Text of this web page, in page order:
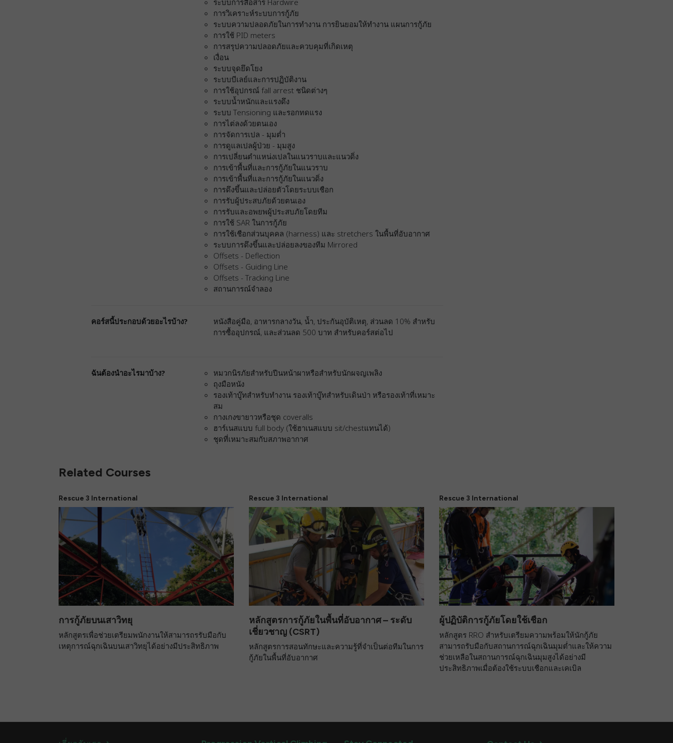
การวิเคราะห์ระบบการกู้ภัย
ระบบความปลอดภัยในการทำงาน การยินยอมให้ทำงาน แผนการกู้ภัย
การใช้ PID meters
การสรุปความปลอดภัยและควบคุมที่เกิดเหตุ
เงื่อน
ระบบจุดยึดโยง
ระบบบีเลย์และการปฏิบัติงาน
การใช้อุปกรณ์ fall arrest ชนิดต่างๆ
ระบบน้ำหนักและแรงดึง
ระบบ Tensioning และรอกทดแรง
การไต่ลงด้วยตนเอง
การจัดการเปล - มุมต่ำ
การดูแลเปลผู้ป่วย - มุมสูง
การเปลี่ยนตำแหน่งเปลในแนวราบและแนวดิ่ง
การเข้าพื้นที่และการกู้ภัยในแนวราบ
การเข้าพื้นที่และการกู้ภัยในแนวดิ่ง
การดึงขึ้นและปล่อยตัวโดยระบบเชือก
การรับผู้ประสบภัยด้วยตนเอง
การรับและอพยพผู้ประสบภัยโดยทีม
การใช้ SAR ในการกู้ภัย
การใช้เชือกส่วนบุคคล (harness) และ stretchers ในพื้นที่อับอากาศ
ระบบการดึงขึ้นและปล่อยลงของทีม Mirrored
Offsets - Deflection
Offsets - Guiding Line
Offsets - Tracking Line
สถานการณ์จำลอง
คอร์สนี้ประกอบด้วยอะไรบ้าง?
หนังสือคู่มือ, อาหารกลางวัน, น้ำ, ประกันอุบัติเหตุ, ส่วนลด 10% สำหรับ
การซื้ออุปกรณ์, และส่วนลด 500 บาท สำหรับคอร์สต่อไป
ฉันต้องนำอะไรมาบ้าง?
หมวกนิรภัยสำหรับปีนหน้าผาหรือสำหรับนักผจญเพลิง
ถุงมือหนัง
รองเท้าบู๊ทสำหรับทำงาน รองเท้าบู๊ทสำหรับเดินป่า หรือรองเท้าที่เหมาะ
สม
กางเกงขายาวหรือชุด coveralls
ฮาร์เนสแบบ full body (ใช้ฮาเนสแบบ sit/chestแทนได้)
ชุดที่เหมาะสมกับสภาพอากาศ
Related Courses
Rescue 3 International
การกู้ภัยบนเสาวิทยุ
หลักสูตรเพื่อช่วยเตรียมพนักงานให้สามารถรรับมือกับ
เหตุการณ์ฉุกเฉินบนเสาวิทยุได้อย่างมีประสิทธิภาพ
Rescue 3 International
หลักสูตรการกู้ภัยในพื้นที่อับอากาศ – ระดับ
เชี่ยวชาญ (CSRT)
หลักสูตรการสอนทักษะและความรู้ที่จำเป็นต่อทีมในการ
กู้ภัยในพื้นที่อับอากาศ
Rescue 3 International
ผู้ปฏิบัติการกู้ภัยโดยใช้เชือก
หลักสูตร RRO สำหรับเตรียมความพร้อมให้นักกู้ภัย
สามารถรับมือกับสถานการณ์ฉุกเฉินมุมต่ำและให้ความ
ช่วยเหลือในสถานการณ์ฉุกเฉินมุมสูงได้อย่างมี
ประสิทธิภาพเมื่อต้องใช้ระบบเชือกและเคเบิล